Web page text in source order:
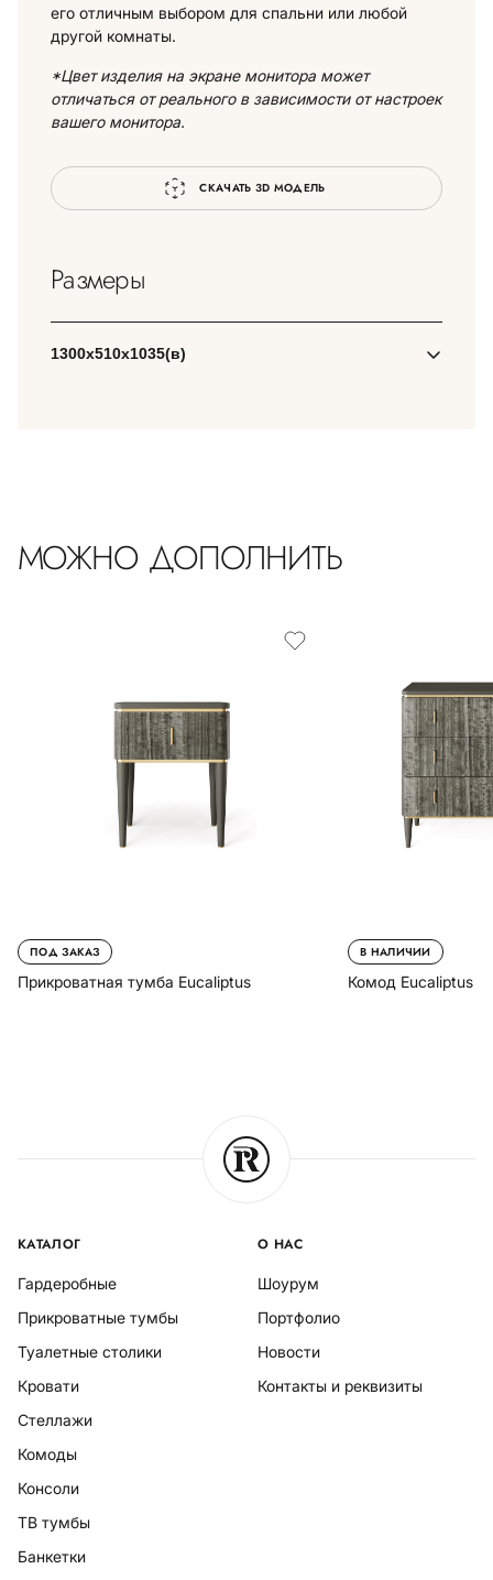
его отличным выбором для спальни или любой
другой комнаты.
*Цвет изделия на экране монитора может
отличаться от реального в зависимости от настроек
вашего монитора.
СКАЧАТЬ 3D МОДЕЛЬ
Размеры
1300х510х1035(в)
МОЖНО ДОПОЛНИТЬ
ПОД ЗАКАЗ
Прикроватная тумба Eucaliptus
В НАЛИЧИИ
Комод Eucaliptus
КАТАЛОГ
Гардеробные
Прикроватные тумбы
Туалетные столики
Кровати
Стеллажи
Комоды
Консоли
ТВ тумбы
Банкетки
О НАС
Шоурум
Портфолио
Новости
Контакты и реквизиты